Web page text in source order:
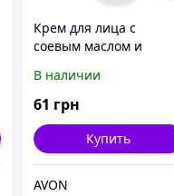
Крем для лица с
соевым маслом и
«Увлажнение» Avon,
Эйвон, Ейвон, 100 мл
В наличии
61 грн
Купить
AVON